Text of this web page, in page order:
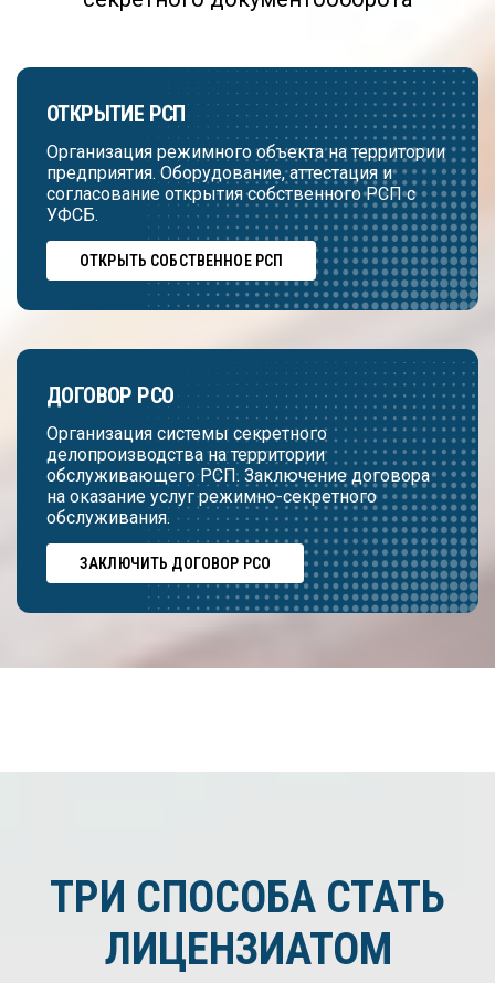
ОТКРЫТИЕ РСП
Организация режимного объекта на территории
предприятия. Оборудование, аттестация и
согласование открытия собственного РСП с
УФСБ.
ОТКРЫТЬ СОБСТВЕННОЕ РСП
ДОГОВОР РСО
Организация системы секретного
делопроизводства на территории
обслуживающего РСП. Заключение договора
на оказание услуг режимно-секретного
обслуживания.
ЗАКЛЮЧИТЬ ДОГОВОР РСО
ТРИ СПОСОБА СТАТЬ
ЛИЦЕНЗИАТОМ